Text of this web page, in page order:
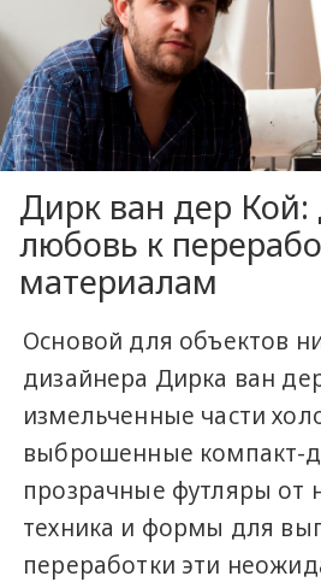
Дирк ван дер Кой:
любовь к
материалам
Основой для объектов
дизайнера Дирка ван
измельченные части
выброшенные компакт-
прозрачные футляры от
техника и формы для
переработки эти